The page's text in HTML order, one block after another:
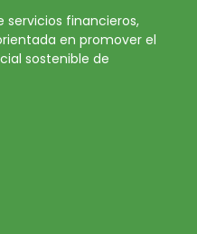
servicios financieros,
en promover el
sostenible de